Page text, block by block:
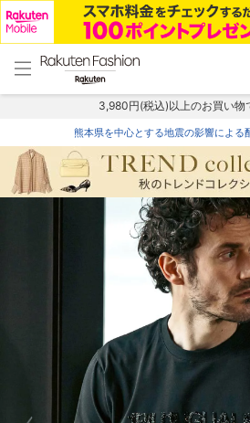
menu home
トップ
3,980円(税込)以上のお買い物
熊本県を中心とする地震の影響による